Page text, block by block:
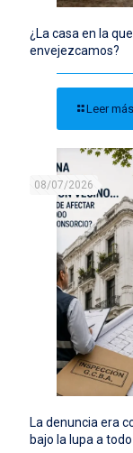
¿La casa en la
envejezcamos?
Leer más
08/07/2026
La denuncia era
bajo la lupa a